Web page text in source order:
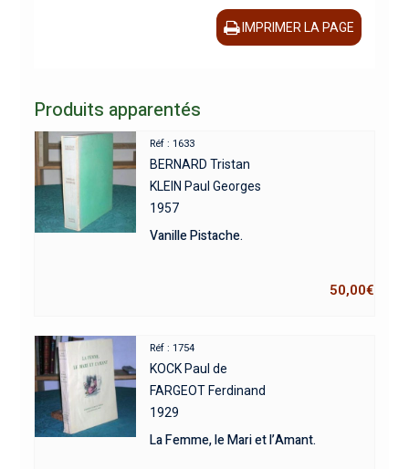
IMPRIMER LA PAGE
Produits apparentés
Réf : 1633
BERNARD Tristan
KLEIN Paul Georges
1957
Vanille Pistache.
50,00€
Réf : 1754
KOCK Paul de
FARGEOT Ferdinand
1929
La Femme, le Mari et l’Amant.